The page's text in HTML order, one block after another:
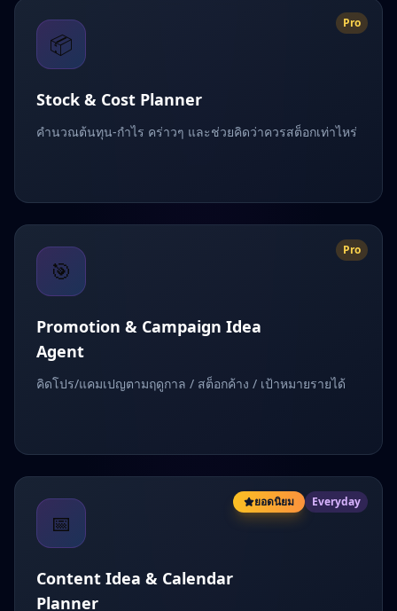
Pro
📦
Stock & Cost Planner
คำนวณต้นทุน-กำไร คร่าวๆ และช่วยคิดว่าควรสต็อกเท่าไหร่
Pro
🎯
Promotion & Campaign Idea
Agent
คิดโปร/แคมเปญตามฤดูกาล / สต็อกค้าง / เป้าหมายรายได้
ยอดนิยม Everyday
📅
Content Idea & Calendar
Planner